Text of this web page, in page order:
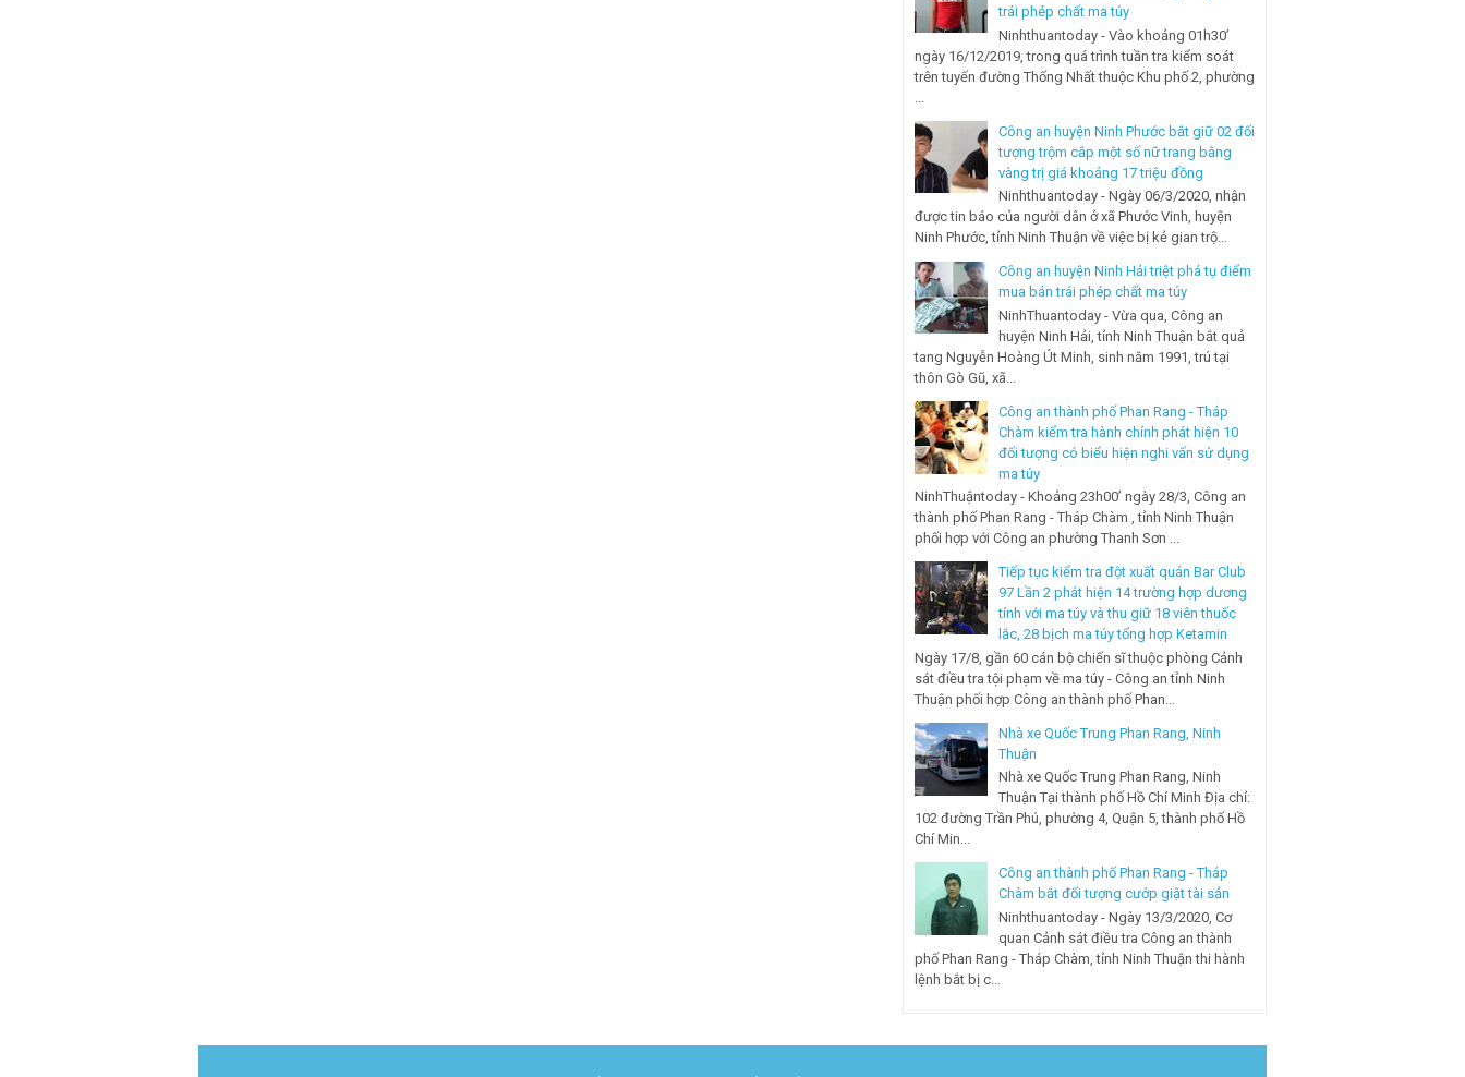
trái phép chất ma túy
Ninhthuantoday - Vào khoảng 01h30’
ngày 16/12/2019, trong quá trình tuần tra kiểm soát
trên tuyến đường Thống Nhất thuộc Khu phố 2, phường
Công an huyện Ninh Phước bắt giữ 02 đối
tượng trộm cắp một số nữ trang bằng
vàng trị giá khoảng 17 triệu đồng
Ninhthuantoday - Ngày 06/3/2020, nhận
được tin báo của người dân ở xã Phước Vinh, huyện
Ninh Phước, tỉnh Ninh Thuận về việc bị kẻ gian trộ...
Công an huyện Ninh Hải triệt phá tụ điểm
mua bán trái phép chất ma túy
NinhThuantoday - Vừa qua, Công an
huyện Ninh Hải, tỉnh Ninh Thuận bắt quả
tang Nguyễn Hoàng Út Minh, sinh năm 1991, trú tại
thôn Gò Gũ, xã...
Công an thành phố Phan Rang - Tháp
Chàm kiểm tra hành chính phát hiện 10
đối tượng có biểu hiện nghi vấn sử dụng
ma túy
NinhThuậntoday - Khoảng 23h00’ ngày 28/3, Công an
thành phố Phan Rang - Tháp Chàm , tỉnh Ninh Thuận
phối hợp với Công an phường Thanh Sơn ...
Tiếp tục kiểm tra đột xuất quán Bar Club
97 Lần 2 phát hiện 14 trường hợp dương
tính với ma túy và thu giữ 18 viên thuốc
lắc, 28 bịch ma túy tổng hợp Ketamin
Ngày 17/8, gần 60 cán bộ chiến sĩ thuộc phòng Cảnh
sát điều tra tội phạm về ma túy - Công an tỉnh Ninh
Thuận phối hợp Công an thành phố Phan...
Nhà xe Quốc Trung Phan Rang, Ninh
Thuận
Nhà xe Quốc Trung Phan Rang, Ninh
Thuận Tại thành phố Hồ Chí Minh Địa chỉ:
102 đường Trần Phú, phường 4, Quận 5, thành phố Hồ
Chí Min...
Công an thành phố Phan Rang - Tháp
Chàm bắt đối tượng cướp giật tài sản
Ninhthuantoday - Ngày 13/3/2020, Cơ
quan Cảnh sát điều tra Công an thành
phố Phan Rang - Tháp Chàm, tỉnh Ninh Thuận thi hành
lệnh bắt bị c...